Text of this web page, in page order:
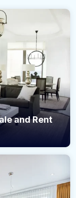
and Rent